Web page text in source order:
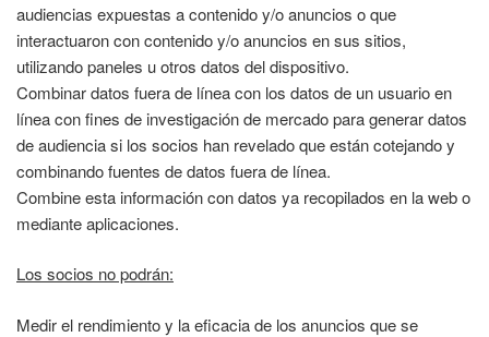
audiencias expuestas a contenido y/o anuncios o que
interactuaron con contenido y/o anuncios en sus sitios,
utilizando paneles u otros datos del dispositivo.
Combinar datos fuera de línea con los datos de un usuario en
línea con fines de investigación de mercado para generar datos
de audiencia si los socios han revelado que están cotejando y
combinando fuentes de datos fuera de línea.
Combine esta información con datos ya recopilados en la web o
mediante aplicaciones.
Los socios no podrán:
Medir el rendimiento y la eficacia de los anuncios que se